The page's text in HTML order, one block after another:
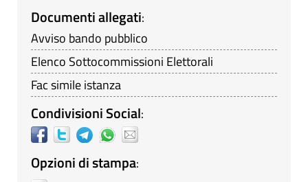
Documenti allegati:
Avviso bando pubblico
Elenco Sottocommissioni Elettorali
Fac simile istanza
Condivisioni Social:
Opzioni di stampa: